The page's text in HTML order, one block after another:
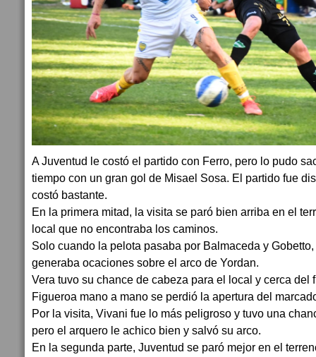
A Juventud le costó el partido con Ferro, pero lo pudo
tiempo con un gran gol de Misael Sosa. El partido fue
costó bastante.
En la primera mitad, la visita se paró bien arriba en el
local que no encontraba los caminos.
Solo cuando la pelota pasaba por Balmaceda y
generaba ocaciones sobre el arco de Yordan.
Vera tuvo su chance de cabeza para el local y cerca del
Figueroa mano a mano se perdió la apertura del
Por la visita, Vivani fue lo más peligroso y tuvo una
pero el arquero le achico bien y salvó su arco.
En la segunda parte, Juventud se paró mejor en el